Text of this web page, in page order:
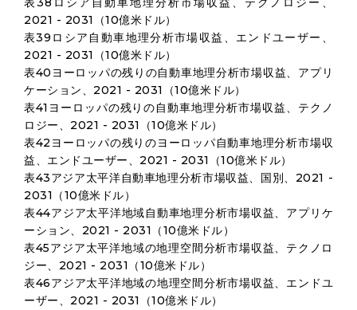
2021 - 2031（10億米ドル）
表39ロシア自動車地理分析市場収益、エンドユーザー、
2021 - 2031（10億米ドル）
表40ヨーロッパの残りの自動車地理分析市場収益、アプリ
ケーション、2021 - 2031（10億米ドル）
表41ヨーロッパの残りの自動車地理分析市場収益、テクノ
ロジー、2021 - 2031（10億米ドル）
表42ヨーロッパの残りのヨーロッパ自動車地理分析市場収
益、エンドユーザー、2021 - 2031（10億米ドル）
表43アジア太平洋自動車地理分析市場収益、国別、2021 -
2031（10億米ドル）
表44アジア太平洋地域自動車地理分析市場収益、アプリケ
ーション、2021 - 2031（10億米ドル）
表45アジア太平洋地域の地理空間分析市場収益、テクノロ
ジー、2021 - 2031（10億米ドル）
表46アジア太平洋地域の地理空間分析市場収益、エンドユ
ーザー、2021 - 2031（10億米ドル）